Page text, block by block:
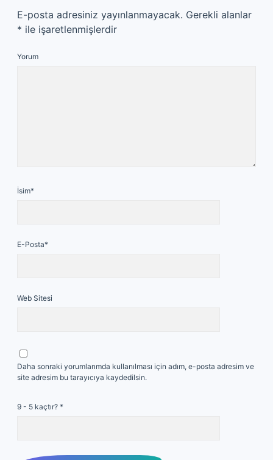
E-posta adresiniz yayınlanmayacak. Gerekli alanlar
* ile işaretlenmişlerdir
Yorum
İsim*
E-Posta*
Web Sitesi
Daha sonraki yorumlarımda kullanılması için adım, e-posta adresim ve
site adresim bu tarayıcıya kaydedilsin.
9 - 5 kaçtır? *